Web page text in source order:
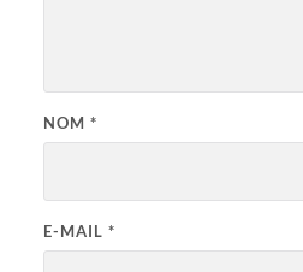
NOM *
E-MAIL *